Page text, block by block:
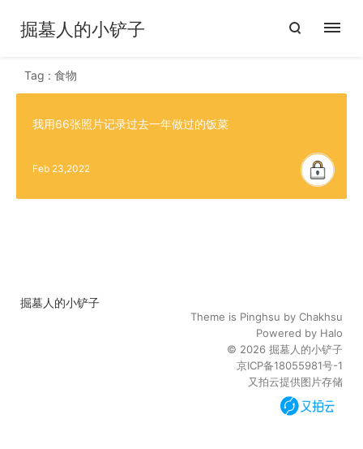
掘墓人的小铲子
Tag : 食物
我用66张照片记录过去一年做过的饭菜
Feb 23,2022
掘墓人的小铲子
Theme is Pinghsu by Chakhsu
Powered by Halo
© 2026 掘墓人的小铲子
京ICP备18055981号-1
又拍云提供图片存储